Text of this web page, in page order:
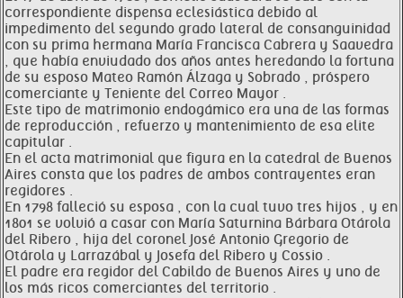
correspondiente dispensa eclesiástica debido al
impedimento del segundo grado lateral de consanguinidad
con su prima hermana María Francisca Cabrera y Saavedra
, que había enviudado dos años antes heredando la fortuna
de su esposo Mateo Ramón Álzaga y Sobrado , próspero
comerciante y Teniente del Correo Mayor .
Este tipo de matrimonio endogámico era una de las formas
de reproducción , refuerzo y mantenimiento de esa elite
capitular .
En el acta matrimonial que figura en la catedral de Buenos
Aires consta que los padres de ambos contrayentes eran
regidores .
En 1798 falleció su esposa , con la cual tuvo tres hijos , y en
1801 se volvió a casar con María Saturnina Bárbara Otárola
del Ribero , hija del coronel José Antonio Gregorio de
Otárola y Larrazábal y Josefa del Ribero y Cossio .
El padre era regidor del Cabildo de Buenos Aires y uno de
los más ricos comerciantes del territorio .